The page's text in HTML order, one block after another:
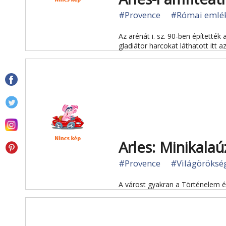
#Provence #Római
Az arénát i. sz. 90-ben építették
gladiátor harcokat láthatott itt
Arles:
#Provence
A várost gyakran a Történelem